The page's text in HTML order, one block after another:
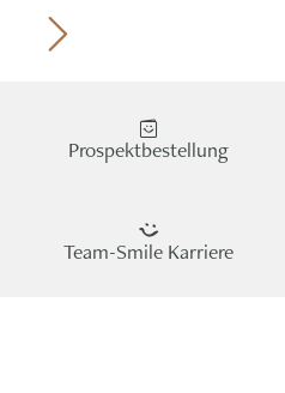
Prospektbestellung
Team-Smile Karriere